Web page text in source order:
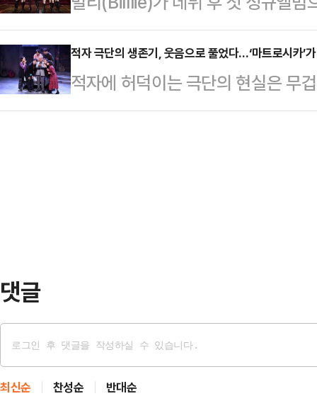
기회를 잡기 위해 무모한 도전에 나
을 끈 건 역시 …
배서더 서울 이스트폴에서 열린 티
한 조남형 감독은 "워낙 인기가 있
다면, 생동감 넘치는 맛의 표현이
들리기보다 결국 답은 자기 안에 있
판타지와 몽환적 무드, 강렬한 퍼포
다.6일 오후 서울 마포구 SBS 프리
소울 앤 언컨시어스: 챕터
적자 극단의 생존기, 웃음으로 풀었다…‘마트로시카’
적자에 허덕이는 극단의 현실은 무
고 가지 않는다. 대신 공연을 지켜
댓글
최신순 찬성순 반대순